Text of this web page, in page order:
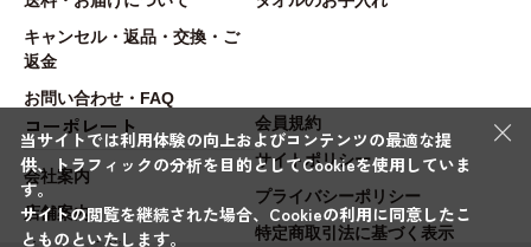
キャンセル・返品・交換・ご
返金
お問い合わせ・FAQ
コーポレート
会社案内
店舗案内
会員規約
サイトポリシー
プライバシーポリシー
特定商取引法に基づく表示
×
当サイトでは利用体験の向上およびコンテンツの最適な提
供、トラフィックの分析を目的としてCookieを使用していま
す。
サイトの閲覧を継続された場合、Cookieの利用に同意したこ
とものといたします。